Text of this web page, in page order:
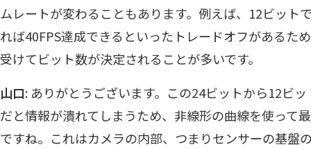
ムレートが変わることもあります。例えば、12ビット
れば40FPS達成できるといったトレードオフがあるた
受けてビット数が決定されることが多いです。
山口: ありがとうございます。この24ビットから12ビ
だと情報が潰れてしまうため、非線形の曲線を使って
ですね。これはカメラの内部、つまりセンサーの基盤